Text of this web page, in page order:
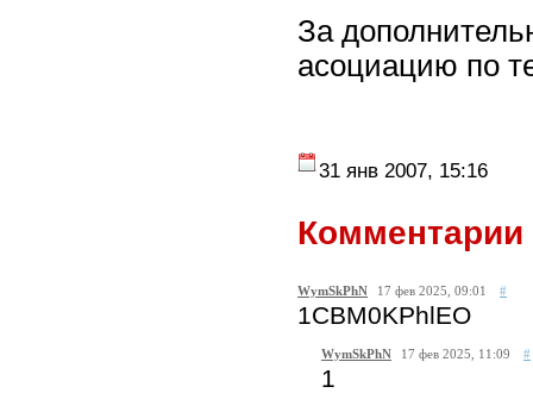
За
асоциацию по
31 янв 2007, 15:16
Комментарии
WymSkPhN 17 фев 2025, 09:01 #
1CBM0KPhlEO
WymSkPhN 17 фев 2025, 11:09 #
1